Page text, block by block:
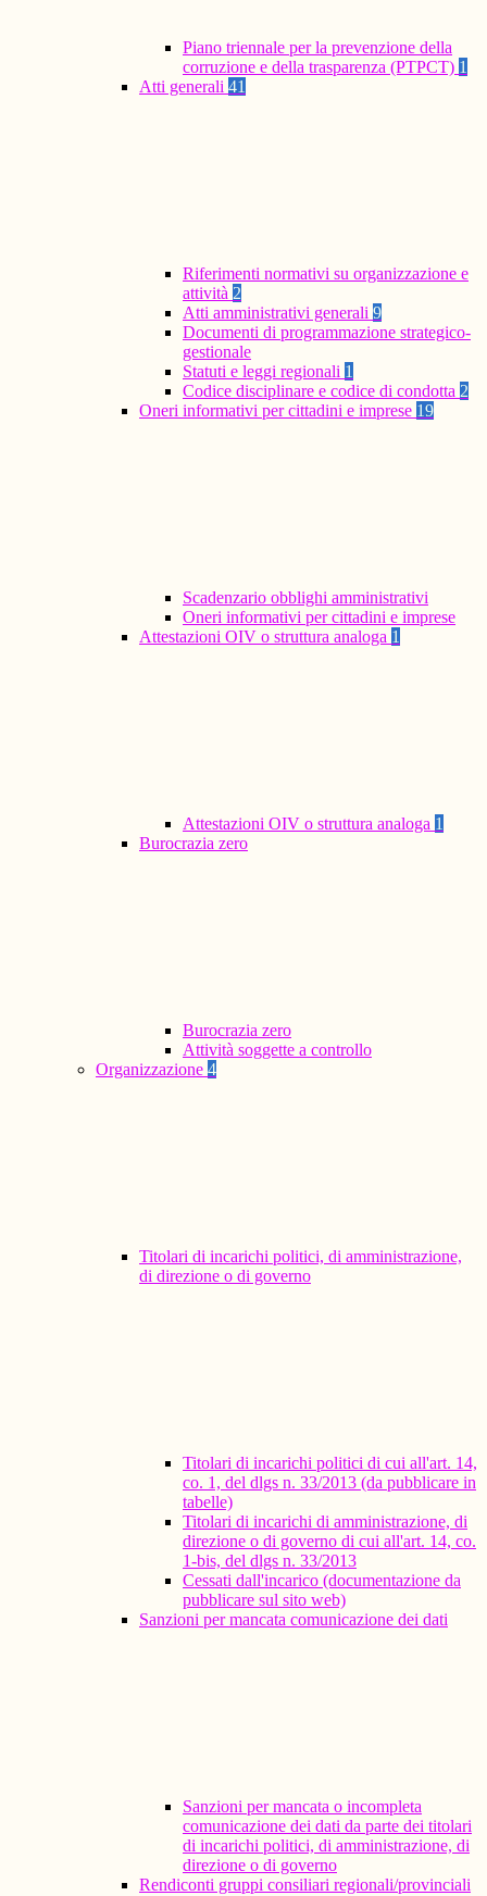
Piano triennale per la prevenzione della
corruzione e della trasparenza (PTPCT) 1
Atti generali 41
Riferimenti normativi su organizzazione e
attività 2
Atti amministrativi generali 9
Documenti di programmazione strategico-
gestionale
Statuti e leggi regionali 1
Codice disciplinare e codice di condotta 2
Oneri informativi per cittadini e imprese 19
Scadenzario obblighi amministrativi
Oneri informativi per cittadini e imprese
Attestazioni OIV o struttura analoga 1
Attestazioni OIV o struttura analoga 1
Burocrazia zero
Burocrazia zero
Attività soggette a controllo
Organizzazione 4
Titolari di incarichi politici, di amministrazione,
di direzione o di governo
Titolari di incarichi politici di cui all'art. 14,
co. 1, del dlgs n. 33/2013 (da pubblicare in
tabelle)
Titolari di incarichi di amministrazione, di
direzione o di governo di cui all'art. 14, co.
1-bis, del dlgs n. 33/2013
Cessati dall'incarico (documentazione da
pubblicare sul sito web)
Sanzioni per mancata comunicazione dei dati
Sanzioni per mancata o incompleta
comunicazione dei dati da parte dei titolari
di incarichi politici, di amministrazione, di
direzione o di governo
Rendiconti gruppi consiliari regionali/provinciali